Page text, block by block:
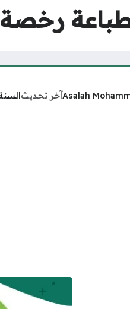
رخصة
Asalahآخر تحديث